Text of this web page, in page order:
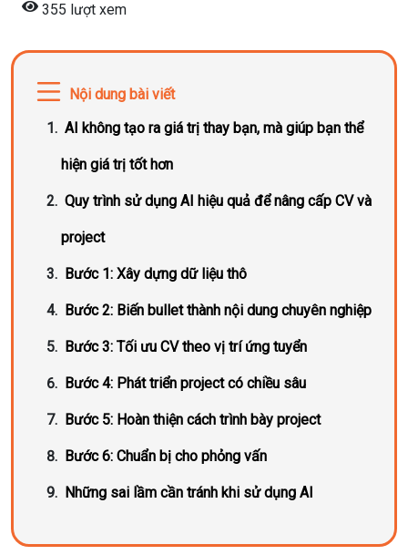
355 lượt xem
Nội dung bài viết
AI không tạo ra giá trị thay bạn, mà giúp bạn thể
hiện giá trị tốt hơn
Quy trình sử dụng AI hiệu quả để nâng cấp CV và
project
Bước 1: Xây dựng dữ liệu thô
Bước 2: Biến bullet thành nội dung chuyên nghiệp
Bước 3: Tối ưu CV theo vị trí ứng tuyển
Bước 4: Phát triển project có chiều sâu
Bước 5: Hoàn thiện cách trình bày project
Bước 6: Chuẩn bị cho phỏng vấn
Những sai lầm cần tránh khi sử dụng AI